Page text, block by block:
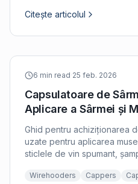
Citește articolul
6 min read·25 feb. 2026
Capsulatoare de
Aplicare a Sârmei și
Ghid pentru achiziționarea
uzate pentru aplicarea
sticlele de vin spumant,
Wirehooders Cappers